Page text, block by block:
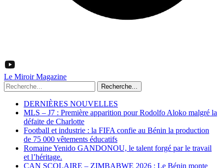
Le Miroir Magazine
Recherche...
DERNIÈRES NOUVELLES
MLS – J7 : Première apparition pour Rodolfo Aloko malgré la
défaite de Charlotte
Football et industrie : la FIFA confie au Bénin la production
de 75 000 vêtements éducatifs
Romaine Yenido GANDONOU, le talent forgé par le travail
et l’héritage.
CAN SCOLAIRE – ZIMBABWE 2026 : Le Bénin monte